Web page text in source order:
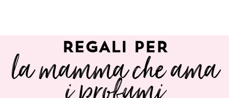
REGALI PER
la mamma che ama